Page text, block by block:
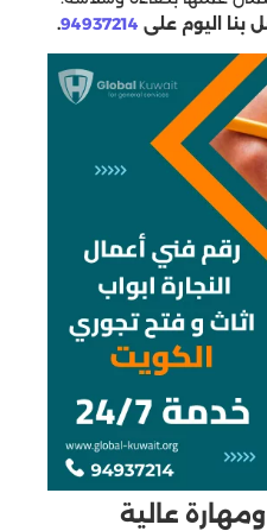
بنا اليوم على 94937214
.
عالية